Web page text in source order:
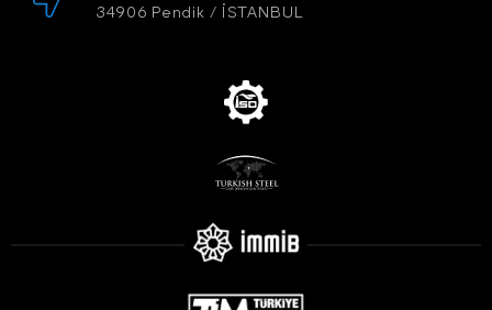
34906 Pendik / İSTANBUL